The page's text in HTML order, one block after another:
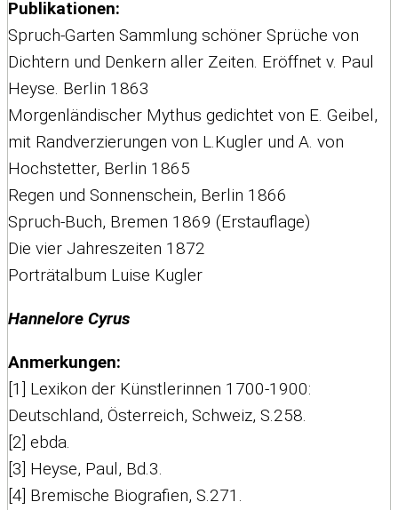
Publikationen:
Spruch-Garten Sammlung schöner Sprüche von
Dichtern und Denkern aller Zeiten. Eröffnet v. Paul
Heyse. Berlin 1863
Morgenländischer Mythus gedichtet von E. Geibel,
mit Randverzierungen von L.Kugler und A. von
Hochstetter, Berlin 1865
Regen und Sonnenschein, Berlin 1866
Spruch-Buch, Bremen 1869 (Erstauflage)
Die vier Jahreszeiten 1872
Porträtalbum Luise Kugler
Hannelore Cyrus
Anmerkungen:
[1] Lexikon der Künstlerinnen 1700-1900:
Deutschland, Österreich, Schweiz, S.258.
[2] ebda.
[3] Heyse, Paul, Bd.3.
[4] Bremische Biografien, S.271.